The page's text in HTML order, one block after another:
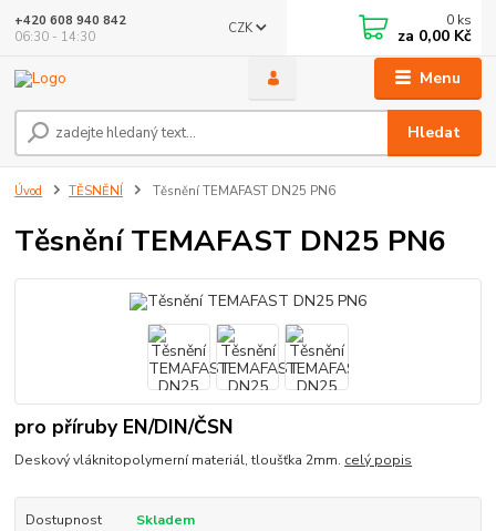
Menu
CZK
Hledat
+420 608 940 842
06:30 - 14:30
0 ks
za 0,00 Kč
Úvod TĚSNĚNÍ Těsnění TEMAFAST DN25 PN6
Těsnění TEMAFAST DN25 PN6
pro příruby EN/DIN/ČSN
Deskový vláknitopolymerní materiál, tloušťka 2mm. celý popis
Dostupnost Skladem